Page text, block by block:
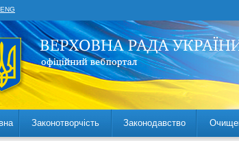
ENG
Законотворчість Законодавство